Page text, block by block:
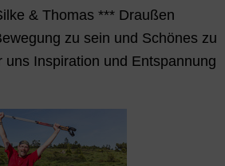
& Thomas *** Draußen
zu sein und Schönes zu
uns Inspiration und Entspannung